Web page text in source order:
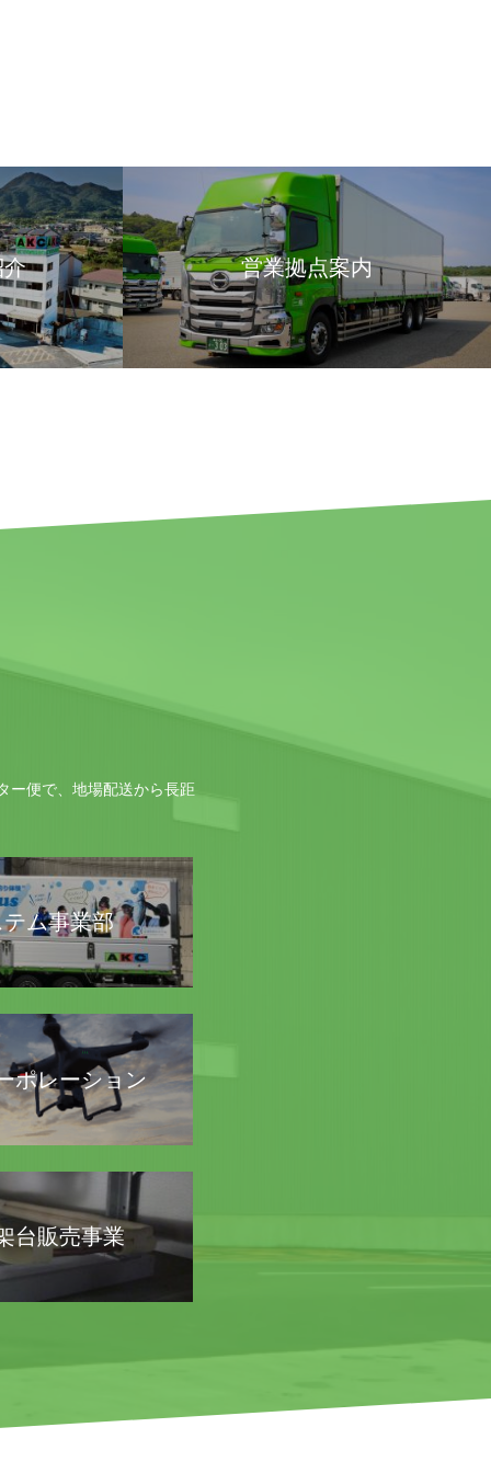
介 営業拠点案内
ー便で、地場配送から長距
ム事業部
ポレーション
台販売事業